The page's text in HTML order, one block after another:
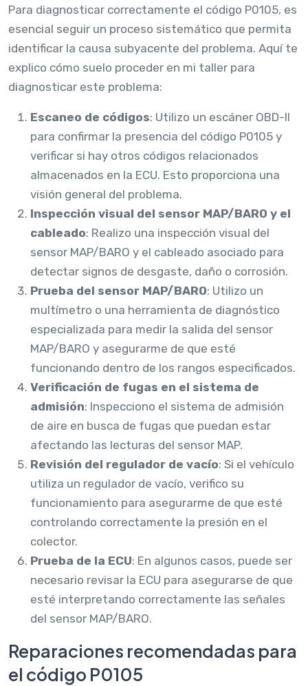
Para diagnosticar correctamente el código P0105, es
esencial seguir un proceso sistemático que permita
identificar la causa subyacente del problema. Aquí te
explico cómo suelo proceder en mi taller para
diagnosticar este problema:
Escaneo de códigos: Utilizo un escáner OBD-II
para confirmar la presencia del código P0105 y
verificar si hay otros códigos relacionados
almacenados en la ECU. Esto proporciona una
visión general del problema.
Inspección visual del sensor MAP/BARO y el
cableado: Realizo una inspección visual del
sensor MAP/BARO y el cableado asociado para
detectar signos de desgaste, daño o corrosión.
Prueba del sensor MAP/BARO: Utilizo un
multímetro o una herramienta de diagnóstico
especializada para medir la salida del sensor
MAP/BARO y asegurarme de que esté
funcionando dentro de los rangos especificados.
Verificación de fugas en el sistema de
admisión: Inspecciono el sistema de admisión
de aire en busca de fugas que puedan estar
afectando las lecturas del sensor MAP.
Revisión del regulador de vacío: Si el vehículo
utiliza un regulador de vacío, verifico su
funcionamiento para asegurarme de que esté
controlando correctamente la presión en el
colector.
Prueba de la ECU: En algunos casos, puede ser
necesario revisar la ECU para asegurarse de que
esté interpretando correctamente las señales
del sensor MAP/BARO.
Reparaciones recomendadas para
el código P0105